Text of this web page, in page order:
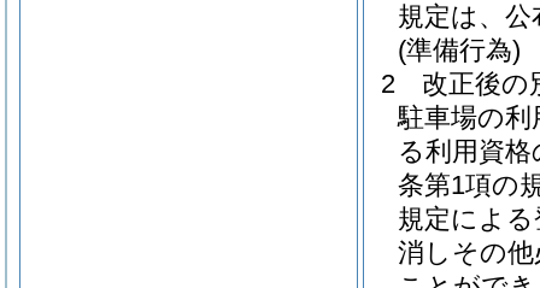
規定は、
(準備行為)
2
改正後の
駐車場の利
る利用資格
条第1項の
規定によ
消しその